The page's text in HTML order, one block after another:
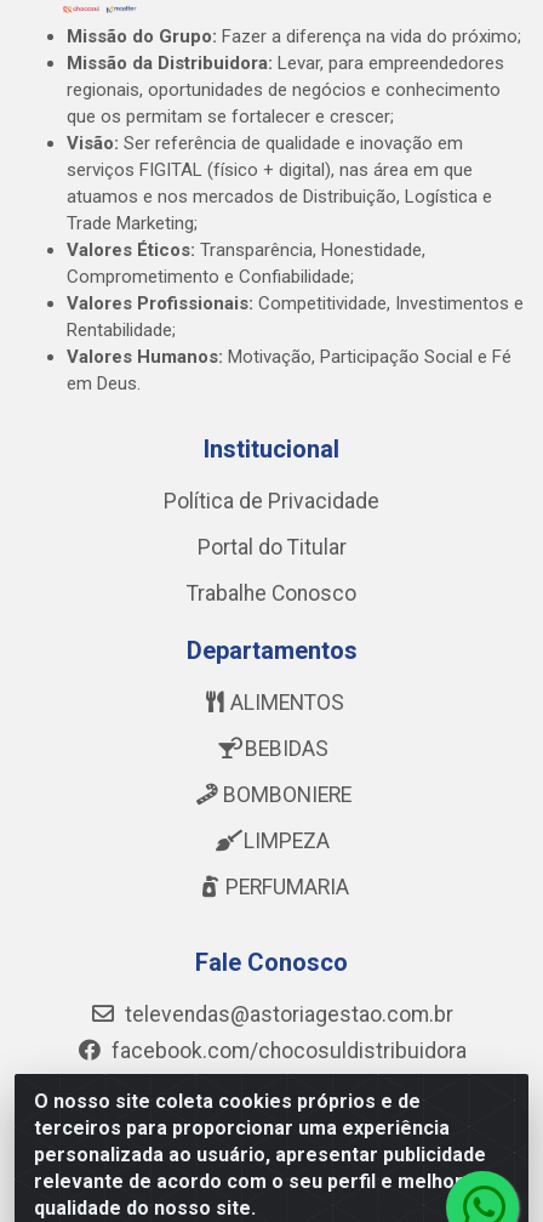
O nosso site coleta cookies próprios e de
terceiros para proporcionar uma experiência
personalizada ao usuário, apresentar publicidade
relevante de acordo com o seu perfil e melhorar a
qualidade do nosso site.
Missão do Grupo: Fazer a diferença na vida do próximo;
Missão da Distribuidora: Levar, para empreendedores
regionais, oportunidades de negócios e conhecimento
que os permitam se fortalecer e crescer;
Visão: Ser referência de qualidade e inovação em
serviços FIGITAL (físico + digital), nas área em que
atuamos e nos mercados de Distribuição, Logística e
Trade Marketing;
Valores Éticos: Transparência, Honestidade,
Comprometimento e Confiabilidade;
Valores Profissionais: Competitividade, Investimentos e
Rentabilidade;
Valores Humanos: Motivação, Participação Social e Fé
em Deus.
Institucional
Política de Privacidade
Portal do Titular
Trabalhe Conosco
Departamentos
ALIMENTOS
BEBIDAS
BOMBONIERE
LIMPEZA
PERFUMARIA
Fale Conosco
televendas@astoriagestao.com.br
facebook.com/chocosuldistribuidora
@chocosul.distribuidora
(73) 99986-6043